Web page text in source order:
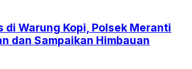
di Warung Kopi, Polsek Meranti
dan Sampaikan Himbauan